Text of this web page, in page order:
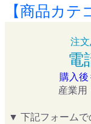
【商品カテ
注文
電
購入後
産業用
▼ 下記フォームで